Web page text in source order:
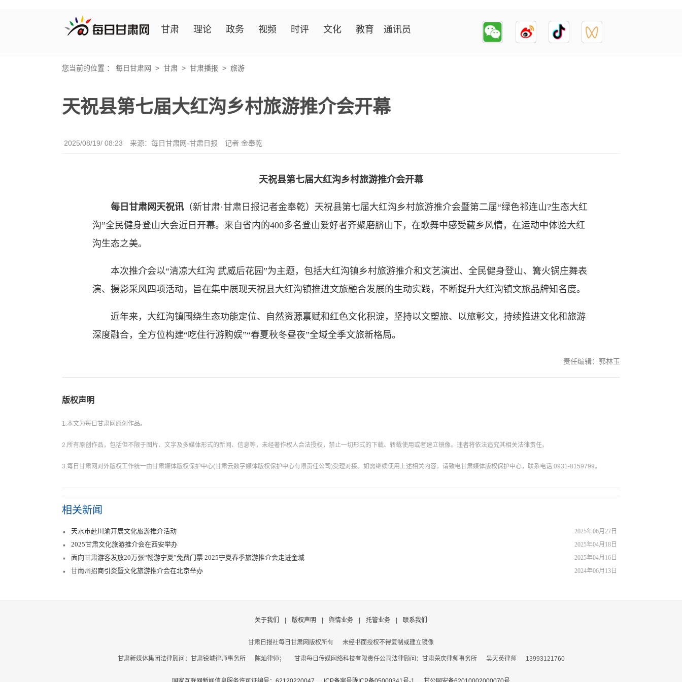
甘肃 理论 政务 视频 时评 文化 教育 通讯员
您当前的位置 ： 每日甘肃网 > 甘肃 > 甘肃播报 > 旅游
天祝县第七届大红沟乡村旅游推介会开幕
2025/08/19/ 08:23 来源：每日甘肃网-甘肃日报 记者 金奉乾
天祝县第七届大红沟乡村旅游推介会开幕
每日甘肃网天祝讯 （新甘肃·甘肃日报记者金奉乾）天祝县第七届大红沟乡村旅游推介会暨第二届“绿色祁连山?生态大红
沟”全民健身登山大会近日开幕。来自省内的400多名登山爱好者齐聚磨脐山下，在歌舞中感受藏乡风情，在运动中体验大红
沟生态之美。
本次推介会以“清凉大红沟 武威后花园”为主题，包括大红沟镇乡村旅游推介和文艺演出、全民健身登山、篝火锅庄舞表
演、摄影采风四项活动，旨在集中展现天祝县大红沟镇推进文旅融合发展的生动实践，不断提升大红沟镇文旅品牌知名度。
近年来，大红沟镇围绕生态功能定位、自然资源禀赋和红色文化积淀，坚持以文塑旅、以旅彰文，持续推进文化和旅游
深度融合，全方位构建“吃住行游购娱”“春夏秋冬昼夜”全域全季文旅新格局。
责任编辑：郭林玉
版权声明
1.本文为每日甘肃网原创作品。
2.所有原创作品，包括但不限于图片、文字及多媒体形式的新闻、信息等，未经著作权人合法授权，禁止一切形式的下载、转载使用或者建立镜像。违者将依法追究其相关法律责任。
3.每日甘肃网对外版权工作统一由甘肃媒体版权保护中心(甘肃云数字媒体版权保护中心有限责任公司)受理对接。如需继续使用上述相关内容，请致电甘肃媒体版权保护中心，联系电话:0931-8159799。
相关新闻
2025年06月27日
天水市赴川渝开展文化旅游推介活动
2025年04月18日
2025甘肃文化旅游推介会在西安举办
2025年04月16日
面向甘肃游客发放20万张“畅游宁夏”免费门票 2025宁夏春季旅游推介会走进金城
2024年06月13日
甘南州招商引资暨文化旅游推介会在北京举办
关于我们 版权声明 舆情业务 托管业务 联系我们
甘肃日报社每日甘肃网版权所有 未经书面授权不得复制或建立镜像
甘肃新媒体集团法律顾问：甘肃锐城律师事务所 陈灿律师； 甘肃每日传媒网络科技有限责任公司法律顾问：甘肃荣庆律师事务所 吴天英律师 13993121760